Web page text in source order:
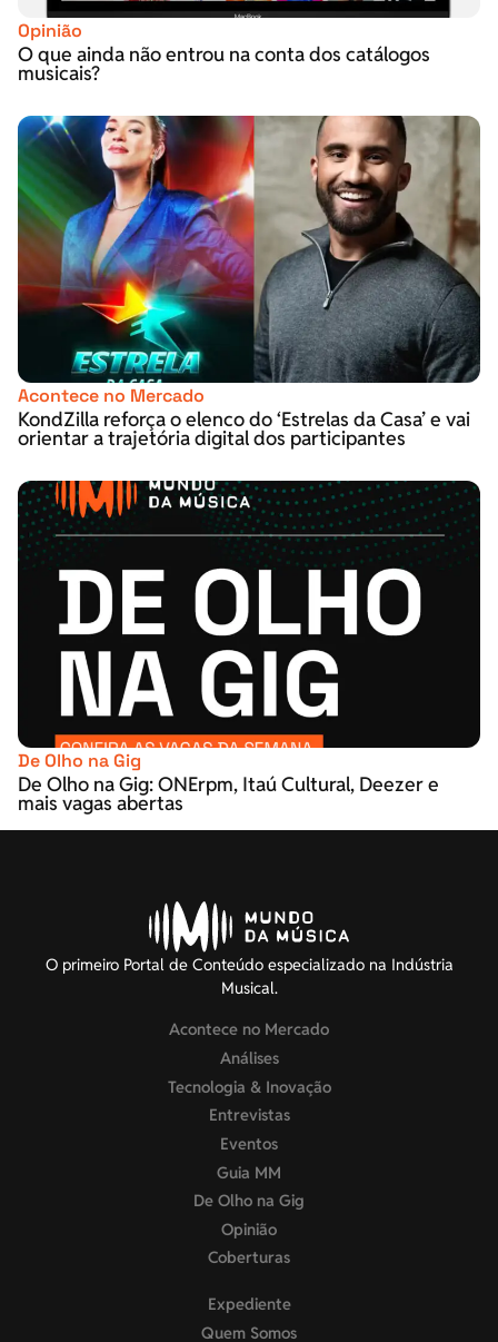
Opinião
O que ainda não entrou na conta dos catálogos
musicais?
Acontece no Mercado
KondZilla reforça o elenco do ‘Estrelas da Casa’ e vai
orientar a trajetória digital dos participantes
De Olho na Gig
De Olho na Gig: ONErpm, Itaú Cultural, Deezer e
mais vagas abertas
O primeiro Portal de Conteúdo especializado na Indústria
Musical.
Acontece no Mercado
Análises
Tecnologia & Inovação
Entrevistas
Eventos
Guia MM
De Olho na Gig
Opinião
Coberturas
Expediente
Quem Somos